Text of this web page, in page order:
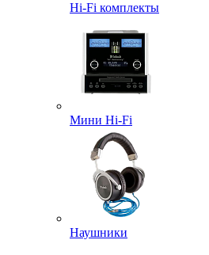
Hi-Fi комплекты
Мини Hi-Fi
Наушники